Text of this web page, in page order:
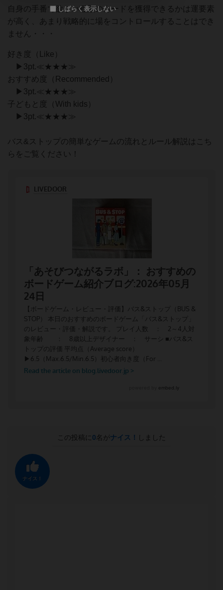
自身の手番で欲しい種類のカードを獲得できるかは運要素
が高く、あまり戦略的に場をコントロールすることはでき
ません・・・
好き度（Like）
▶3pt.≪★★★≫
おすすめ度（Recommended）
▶3pt.≪★★★≫
子どもと度（With kids）
▶3pt.≪★★★≫
バス&ストップの簡単なゲームの流れとルール解説はこち
らをご覧ください！
この投稿に 0名がナイス！ しました
ナイス！
しばらく表示しない